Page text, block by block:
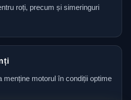
roți, precum și simeringuri
menține motorul în condiții optime